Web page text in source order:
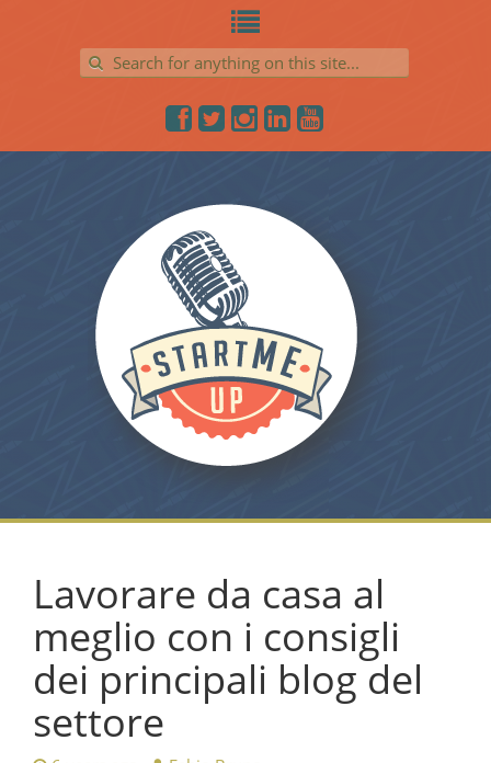
Search for:
Lavorare da casa al
meglio con i consigli
dei principali blog del
settore